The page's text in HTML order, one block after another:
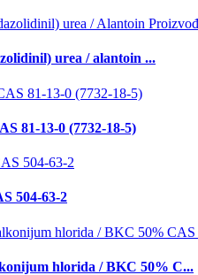
urea / alantoin ...
81-13-0 (7732-18-5)
504-63-2
hlorida / BKC 50% C...